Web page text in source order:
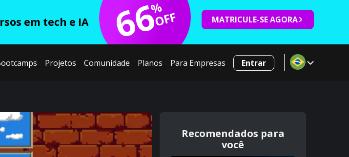
em tech e IA 66
%
OFF MATRICULE-SE AGORA
Projetos Comunidade Planos Para Empresas Entrar
Recomendados para
você